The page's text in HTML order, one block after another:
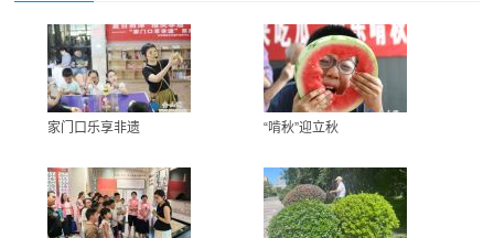
家门口乐享非遗 “啃秋”迎立秋